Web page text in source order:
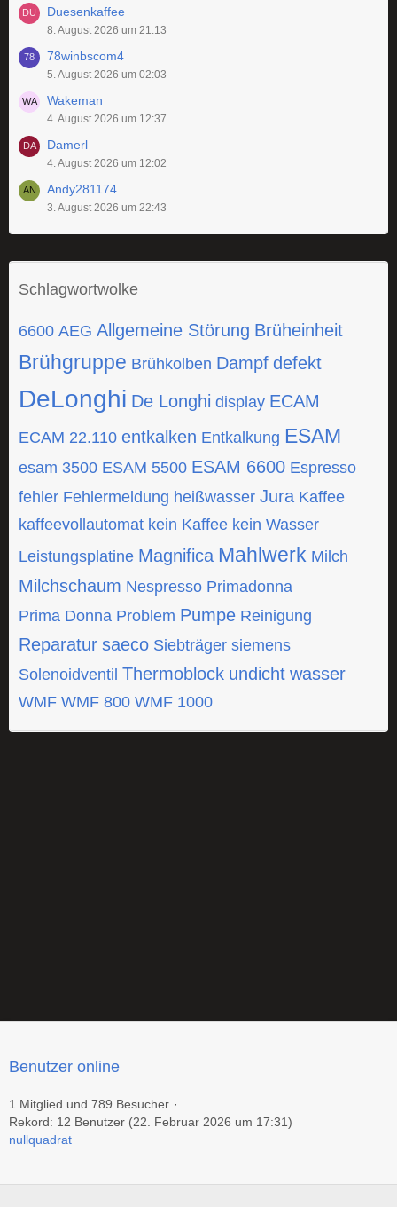
Duesenkaffee
8. August 2026 um 21:13
78winbscom4
5. August 2026 um 02:03
Wakeman
4. August 2026 um 12:37
Damerl
4. August 2026 um 12:02
Andy281174
3. August 2026 um 22:43
Schlagwortwolke
6600 AEG Allgemeine Störung Brüheinheit
Brühgruppe Brühkolben Dampf defekt
DeLonghi De Longhi display ECAM
ECAM 22.110 entkalken Entkalkung ESAM
esam 3500 ESAM 5500 ESAM 6600 Espresso
fehler Fehlermeldung heißwasser Jura Kaffee
kaffeevollautomat kein Kaffee kein Wasser
Leistungsplatine Magnifica Mahlwerk Milch
Milchschaum Nespresso Primadonna
Prima Donna Problem Pumpe Reinigung
Reparatur saeco Siebträger siemens
Solenoidventil Thermoblock undicht wasser
WMF WMF 800 WMF 1000
Benutzer online
1 Mitglied und 789 Besucher
Rekord: 12 Benutzer (22. Februar 2026 um 17:31)
nullquadrat